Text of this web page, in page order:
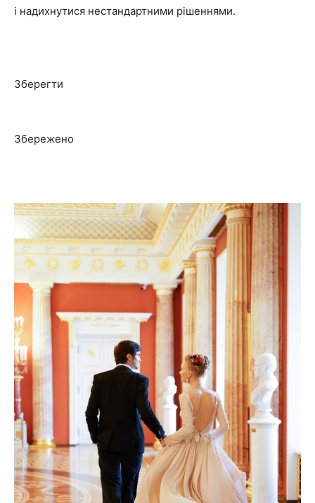
і надихнутися нестандартними рішеннями.
Зберегти
Збережено